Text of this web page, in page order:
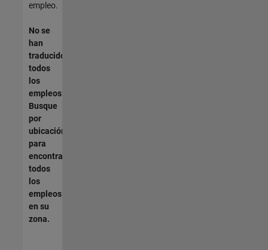
empleo.
No se
han
traducido
todos
los
empleos.
Busque
por
ubicación
para
encontrar
todos
los
empleos
en su
zona.